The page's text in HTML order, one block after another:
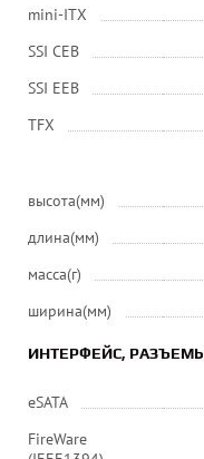
mini-ITX
SSI CEB
SSI EEB
ТFХ
высота(мм)
длина(мм)
масса(г)
ширина(мм)
ИНТЕРФЕЙС,
eSATA
FireWare